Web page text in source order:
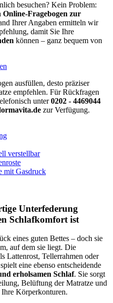
besuchen? Kein Problem:
Online-Fragebogen zur
Ihrer Angaben ermitteln wir
damit Sie Ihre
können – ganz bequem von
ausfüllen, desto präziser
empfehlen. Für Rückfragen
unter0202 - 4469044
zur Verfügung.
verstellbar
mit Gasdruck
Unterfederung
Schlafkomfort ist
eines guten Bettes – doch sie
auf dem sie liegt. Die
Lattenrost, Tellerrahmen oder
eine ebenso entscheidende
erholsamen Schlaf. Sie sorgt
Belüftung der Matratze und
Körperkonturen.